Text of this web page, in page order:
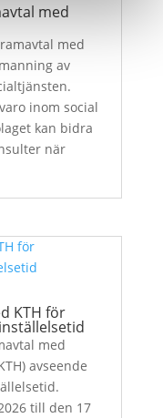
med
med
av
inom social
kan bidra
när
KTH för
med
avseende
till den 17